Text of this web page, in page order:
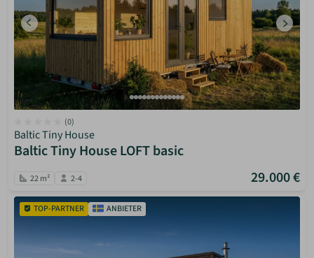
(0)
Baltic Tiny House
Baltic Tiny House LOFT basic
22 m² 2-4 29.000 €
TOP-PARTNER ANBIETER